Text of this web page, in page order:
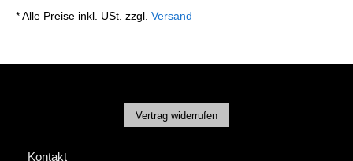
* Alle Preise inkl. USt. zzgl. Versand
Vertrag widerrufen
Kontakt